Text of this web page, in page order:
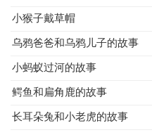
小猴子戴草帽
乌鸦爸爸和乌鸦儿子的故事
小蚂蚁过河的故事
鳄鱼和扁角鹿的故事
长耳朵兔和小老虎的故事